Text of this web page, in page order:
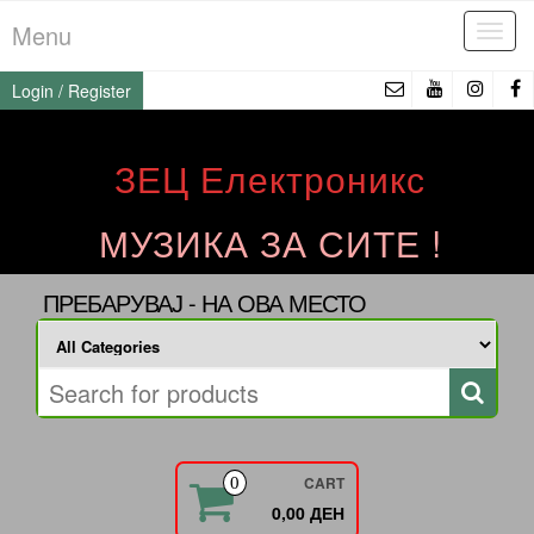
to
the
content
Menu
Login / Register
ЗЕЦ Електроникс
МУЗИКА ЗА СИТЕ !
ПРЕБАРУВАЈ - НА ОВА МЕСТО
0 CART
0,00 ДЕН